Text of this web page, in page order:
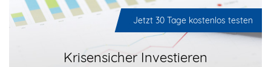
Jetzt 30 Tage kostenlos testen
Krisensicher Investieren